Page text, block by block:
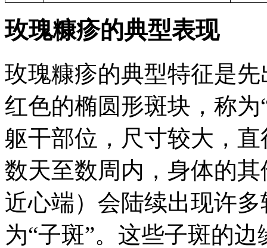
玫瑰糠疹的典型表现
玫瑰糠疹的典型特征是
红色的椭圆形斑块，称
躯干部位，尺寸较大，
数天至数周内，身体的
近心端）会陆续出现许
为“子斑”。这些子斑的